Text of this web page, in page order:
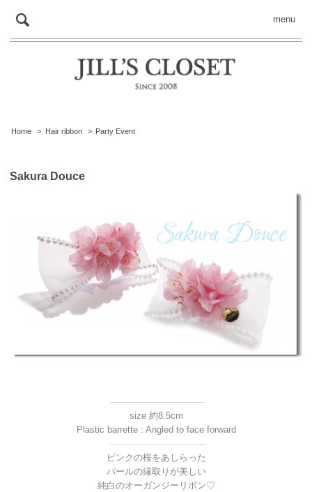
menu
Home > Hair ribbon > Party Event
Sakura Douce
----------------------------------
size 約8.5cm
Plastic barrette : Angled to face forward
----------------------------------
ピンクの桜をあしらった
パールの縁取りが美しい
純白のオーガンジーリボン♡